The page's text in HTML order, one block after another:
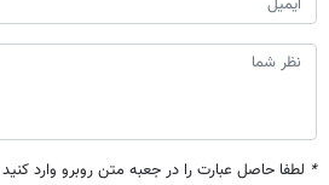
* لطفا حاصل عبارت را در جعبه متن روبرو وارد کنید